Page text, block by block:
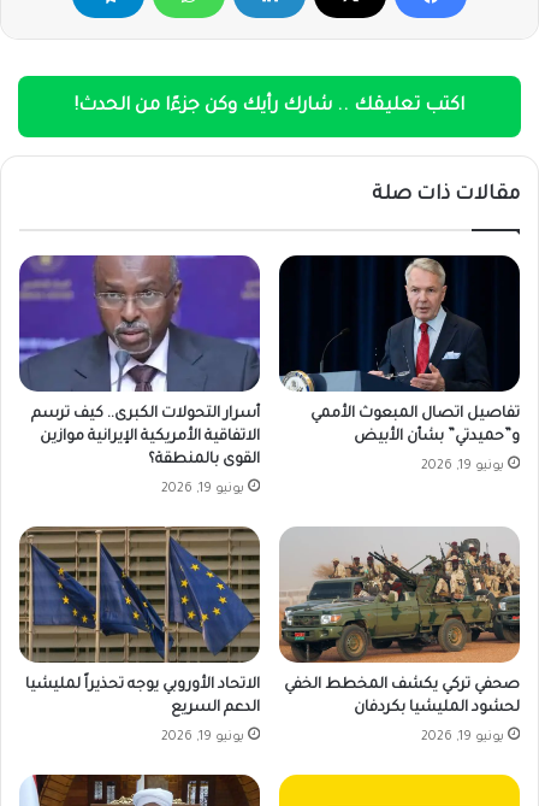
اكتب تعليقك .. شارك رأيك وكن جزءًا من الحدث!
مقالات ذات صلة
تفاصيل اتصال المبعوث الأممي
و”حميدتي” بشأن الأبيض
يونيو 19, 2026
أسرار التحولات الكبرى.. كيف ترسم
الاتفاقية الأمريكية الإيرانية موازين
القوى بالمنطقة؟
يونيو 19, 2026
صحفي تركي يكشف المخطط الخفي
لحشود المليشيا بكردفان
يونيو 19, 2026
الاتحاد الأوروبي يوجه تحذيراً لمليشيا
الدعم السريع
يونيو 19, 2026